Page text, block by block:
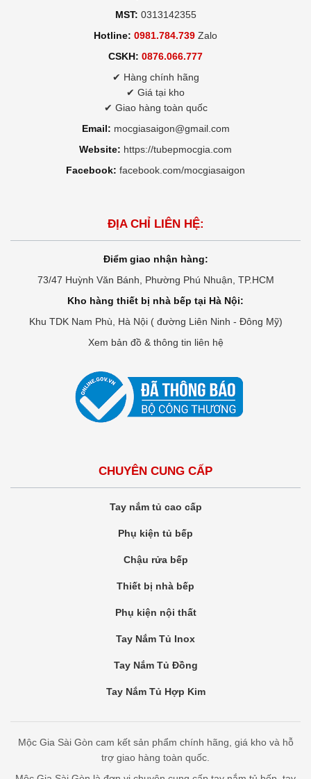
MST: 0313142355
Hotline: 0981.784.739 Zalo
CSKH: 0876.066.777
✔ Hàng chính hãng
✔ Giá tại kho
✔ Giao hàng toàn quốc
Email: mocgiasaigon@gmail.com
Website: https://tubepmocgia.com
Facebook: facebook.com/mocgiasaigon
ĐỊA CHỈ LIÊN HỆ:
Điểm giao nhận hàng:
73/47 Huỳnh Văn Bánh, Phường Phú Nhuận, TP.HCM
Kho hàng thiết bị nhà bếp tại Hà Nội:
Khu TDK Nam Phù, Hà Nội ( đường Liên Ninh - Đông Mỹ)
Xem bản đồ & thông tin liên hệ
CHUYÊN CUNG CẤP
Tay nắm tủ cao cấp
Phụ kiện tủ bếp
Chậu rửa bếp
Thiết bị nhà bếp
Phụ kiện nội thất
Tay Nắm Tủ Inox
Tay Nắm Tủ Đồng
Tay Nắm Tủ Hợp Kim
Mộc Gia Sài Gòn cam kết sản phẩm chính hãng, giá kho và hỗ
trợ giao hàng toàn quốc.